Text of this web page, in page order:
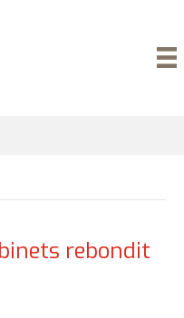
rebondit